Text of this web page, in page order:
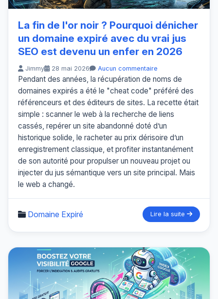
La fin de l'or noir ? Pourquoi dénicher
un domaine expiré avec du vrai jus
SEO est devenu un enfer en 2026
Jimmy 28 mai 2026 Aucun commentaire
Pendant des années, la récupération de noms de
domaines expirés a été le "cheat code" préféré des
référenceurs et des éditeurs de sites. La recette était
simple : scanner le web à la recherche de liens
cassés, repérer un site abandonné doté d’un
historique solide, le racheter au prix dérisoire d’un
enregistrement classique, et profiter instantanément
de son autorité pour propulser un nouveau projet ou
injecter du jus sémantique vers un site principal. Mais
le web a changé.
Domaine Expiré Lire la suite